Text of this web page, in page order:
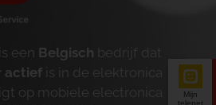
een Belgisch bedrijf dat
actief is in de elektronica
op mobiele electronica
Mijn
telenet